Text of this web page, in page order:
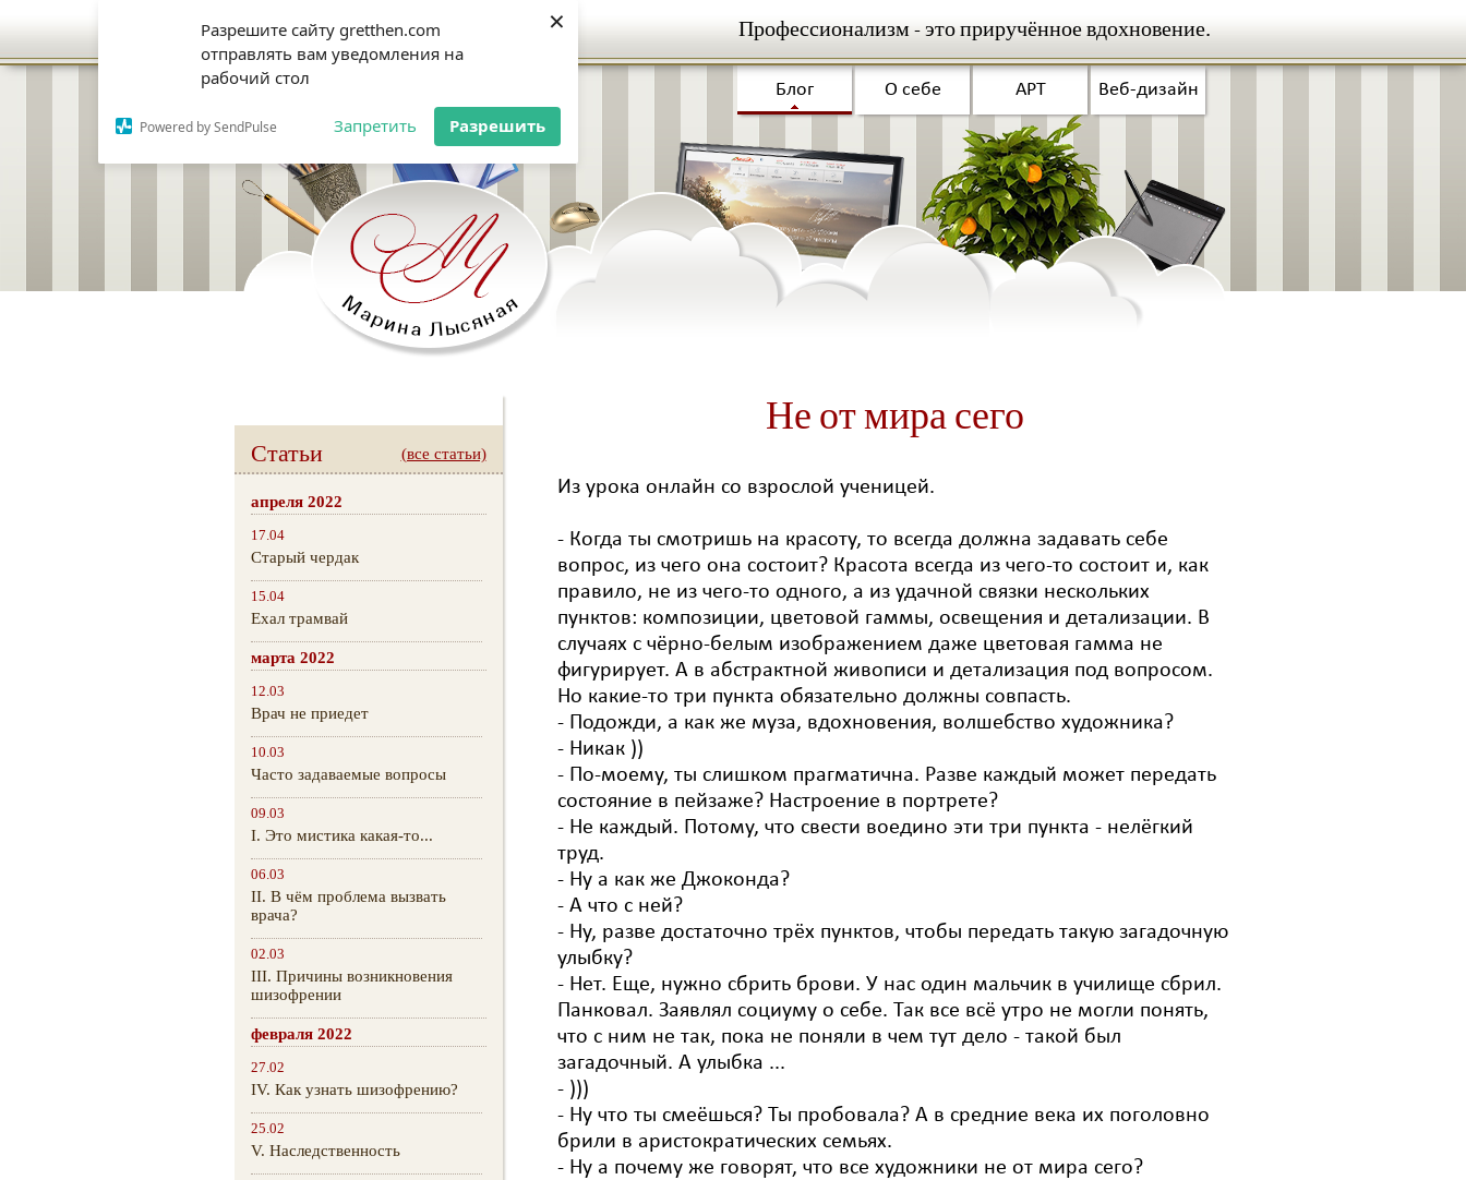
Разрешите сайту gretthen.com
отправлять вам уведомления на
рабочий стол
Powered by SendPulse Запретить Разрешить
× Профессионализм - это приручённое вдохновение.
Блог О себе АРТ Веб-дизайн
Статьи (все статьи)
апреля 2022
17.04
Старый чердак
15.04
Ехал трамвай
марта 2022
12.03
Врач не приедет
10.03
Часто задаваемые вопросы
09.03
I. Это мистика какая-то...
06.03
II. В чём проблема вызвать
врача?
02.03
III. Причины возникновения
шизофрении
февраля 2022
27.02
IV. Как узнать шизофрению?
25.02
V. Наследственность
Не от мира сего
Из урока онлайн со взрослой ученицей.
- Когда ты смотришь на красоту, то всегда должна задавать себе
вопрос, из чего она состоит? Красота всегда из чего-то состоит и, как
правило, не из чего-то одного, а из удачной связки нескольких
пунктов: композиции, цветовой гаммы, освещения и детализации. В
случаях с чёрно-белым изображением даже цветовая гамма не
фигурирует. А в абстрактной живописи и детализация под вопросом.
Но какие-то три пункта обязательно должны совпасть.
- Подожди, а как же муза, вдохновения, волшебство художника?
- Никак ))
- По-моему, ты слишком прагматична. Разве каждый может передать
состояние в пейзаже? Настроение в портрете?
- Не каждый. Потому, что свести воедино эти три пункта - нелёгкий
труд.
- Ну а как же Джоконда?
- А что с ней?
- Ну, разве достаточно трёх пунктов, чтобы передать такую загадочную
улыбку?
- Нет. Еще, нужно сбрить брови. У нас один мальчик в училище сбрил.
Панковал. Заявлял социуму о себе. Так все всё утро не могли понять,
что с ним не так, пока не поняли в чем тут дело - такой был
загадочный. А улыбка ...
- )))
- Ну что ты смеёшься? Ты пробовала? А в средние века их поголовно
брили в аристократических семьях.
- Ну а почему же говорят, что все художники не от мира сего?